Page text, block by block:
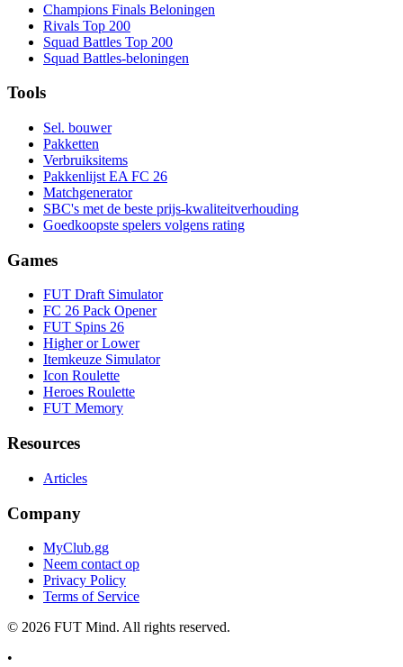
Champions Finals Beloningen
Rivals Top 200
Squad Battles Top 200
Squad Battles-beloningen
Tools
Sel. bouwer
Pakketten
Verbruiksitems
Pakkenlijst EA FC 26
Matchgenerator
SBC's met de beste prijs-kwaliteitverhouding
Goedkoopste spelers volgens rating
Games
FUT Draft Simulator
FC 26 Pack Opener
FUT Spins 26
Higher or Lower
Itemkeuze Simulator
Icon Roulette
Heroes Roulette
FUT Memory
Resources
Articles
Company
MyClub.gg
Neem contact op
Privacy Policy
Terms of Service
© 2026 FUT Mind. All rights reserved.
•